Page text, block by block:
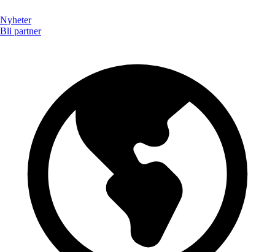
Nyheter
Bli partner